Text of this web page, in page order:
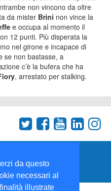
da questo
necessari al
illustrate
non vincono da oltre
da mister Brini non vince la
e occupa al momento il
12 punti. Più disperata la
nel girone e incapace di
se non bastasse, a
c’è la bufera che ha
, arrestato per stalking.